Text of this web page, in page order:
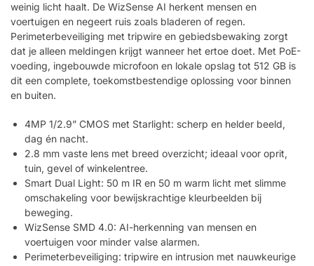
weinig licht haalt. De WizSense AI herkent mensen en
voertuigen en negeert ruis zoals bladeren of regen.
Perimeterbeveiliging met tripwire en gebiedsbewaking zorgt
dat je alleen meldingen krijgt wanneer het ertoe doet. Met PoE-
voeding, ingebouwde microfoon en lokale opslag tot 512 GB is
dit een complete, toekomstbestendige oplossing voor binnen
en buiten.
4MP 1/2.9” CMOS met Starlight: scherp en helder beeld,
dag én nacht.
2.8 mm vaste lens met breed overzicht; ideaal voor oprit,
tuin, gevel of winkelentree.
Smart Dual Light: 50 m IR en 50 m warm licht met slimme
omschakeling voor bewijskrachtige kleurbeelden bij
beweging.
WizSense SMD 4.0: AI-herkenning van mensen en
voertuigen voor minder valse alarmen.
Perimeterbeveiliging: tripwire en intrusion met nauwkeurige